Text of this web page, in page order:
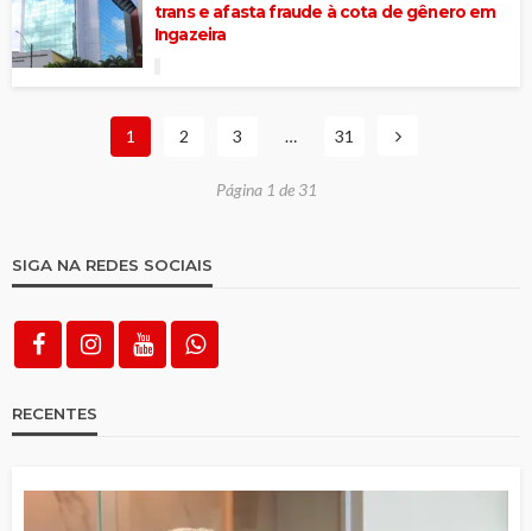
trans e afasta fraude à cota de gênero em
Ingazeira
1 2 3 … 31
Página 1 de 31
SIGA NA REDES SOCIAIS
RECENTES